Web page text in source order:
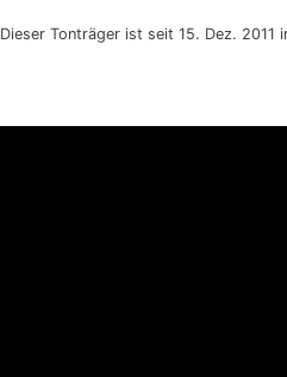
Dieser Tonträger ist seit 15. Dez.